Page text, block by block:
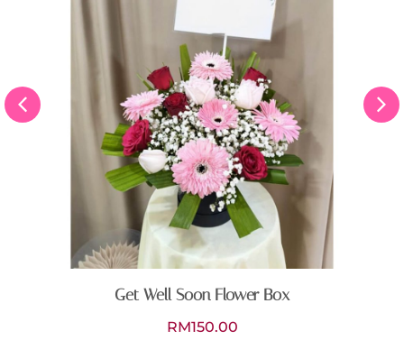
Get Well Soon Flower Box
RM150.00